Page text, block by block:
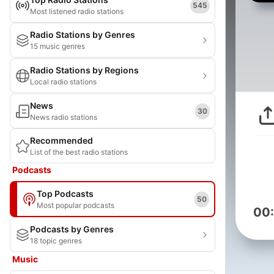
Most listened radio stations
545
Radio Stations by Genres
15 music genres
Radio Stations by Regions
Local radio stations
News
News radio stations
30
Recommended
List of the best radio stations
Podcasts
Top Podcasts
Most popular podcasts
50
Podcasts by Genres
18 topic genres
Music